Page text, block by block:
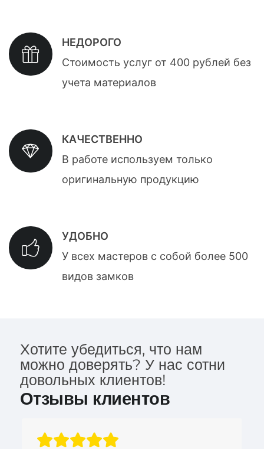
НЕДОРОГО
Стоимость услуг от 400 рублей без
учета материалов
КАЧЕСТВЕННО
В работе используем только
оригинальную продукцию
УДОБНО
У всех мастеров с собой более 500
видов замков
Хотите убедиться, что нам
можно доверять? У нас сотни
довольных клиентов!
Отзывы клиентов